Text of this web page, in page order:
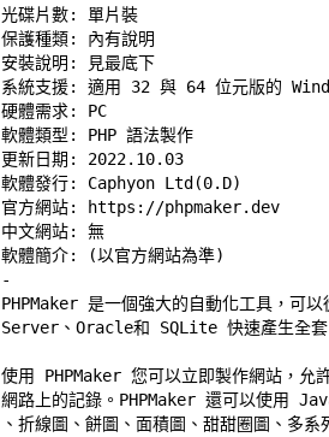
光碟片數: 單片裝
保護種類: 內有說明
安裝說明:
見最底下
系統支援: 適用 32 與 64 位元版的
硬體需求: PC
軟體類型: PHP 語法製作
更新日期: 2022.10.03
軟體發行: Caphyon Ltd(0.D)
官方網站:
https://phpmaker.dev
中文網站: 無
-
PHPMaker 是一個強大的自動化工具，可
Server、Oracle和 SQLite 快速產生全套
使用 PHPMaker 您可以立即製作網站，允
網路上的記錄。PHPMaker 還可以使用
、折線圖、餅圖、面積圖、甜甜圈圖、多